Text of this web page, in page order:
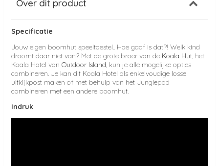
Over dit product
Specificatie
Jouw eigen boomhut speeltoestel.. Hoe gaaf is dat?! Welk kind
droomt daar niet van? Met de grote broer van de Koala Hut, het
Koala Hotel van Outdoor Island, kun je alle mogelijke opties
combineren. Je kan dit Koala Hotel als enkelvoudige losse
uitkijkpost maken of met behulp van het Junglepad
combineren met een andere boomhut.
Indruk